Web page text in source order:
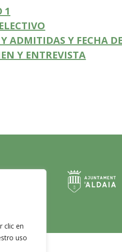
clic en
uso
1
ADMITIDAS Y FECHA
Y ENTREVISTA